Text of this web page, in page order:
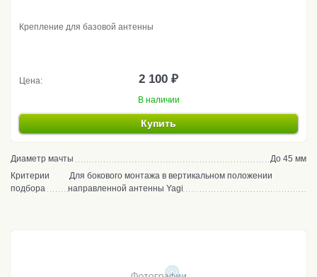
Крепление для базовой антенны
Цена: 2 100 ₽
В наличии
Купить
Диаметр мачты
До 45 мм
Критерии
подбора
Для бокового монтажа в вертикальном положении
направленной антенны Yagi